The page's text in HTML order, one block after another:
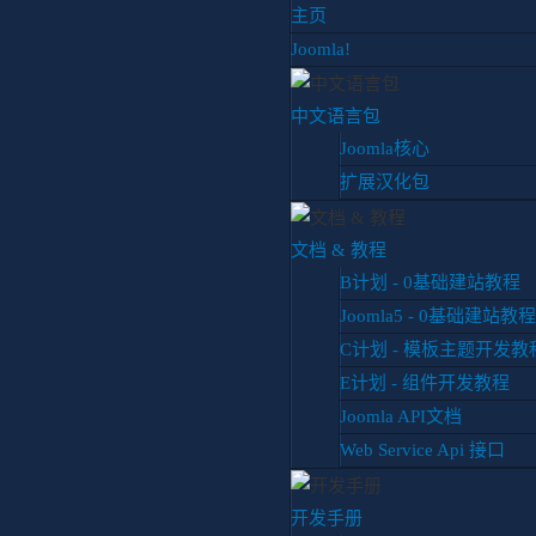
主页
Joomla!
中文语言包
Joomla核心
扩展汉化包
文档 & 教程
B计划 - 0基础建站教程
Joomla5 - 0基础建站教程
C计划 - 模板主题开发教
E计划 - 组件开发教程
Joomla API文档
Web Service Api 接口
开发手册
专题教程 Akeeba备份还原
Akeeba提示输出目录
Akeeba备份还原 更新于 2016年
最近在升级一个Joomla1.5的外贸站
提示“输出目录不可写，暂存目录不
就将目录的权限给到最大777.但是